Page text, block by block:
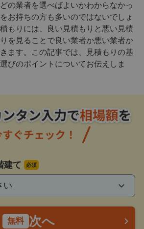
の業者を選べばよいかわからなかっ
お持ちの方も多いのではないでしょ
もりには、良い見積もりと悪い見積
を見ることで良い業者か悪い業者か
ます。この記事では、見積もりの基
びのポイントについてお伝えしま
建て 必須
い
無料 次へ